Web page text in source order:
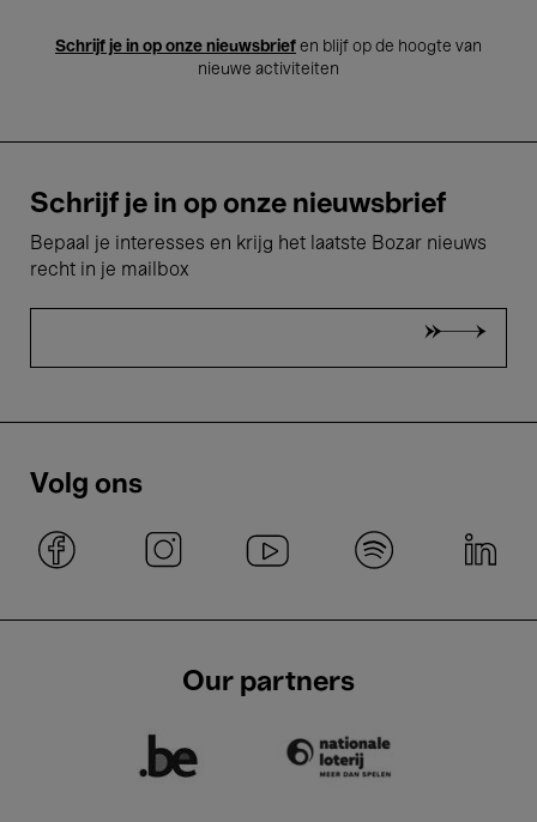
Schrijf je in op onze nieuwsbrief en blijf op de hoogte van
nieuwe activiteiten
Schrijf je in op onze nieuwsbrief
Bepaal je interesses en krijg het laatste Bozar nieuws
recht in je mailbox
Volg ons
Our partners